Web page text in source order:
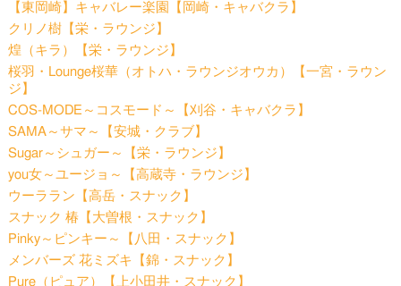
【東岡崎】キャバレー楽園【岡崎・キャバクラ】
クリノ樹【栄・ラウンジ】
煌（キラ）【栄・ラウンジ】
桜羽・Lounge桜華（オトハ・ラウンジオウカ）【一宮・ラウン
ジ】
COS-MODE～コスモード～【刈谷・キャバクラ】
SAMA～サマ～【安城・クラブ】
Sugar～シュガー～【栄・ラウンジ】
you女～ユージョ～【高蔵寺・ラウンジ】
ウーララン【高岳・スナック】
スナック 椿【大曽根・スナック】
Pinky～ピンキー～【八田・スナック】
メンバーズ 花ミズキ【錦・スナック】
Pure（ピュア）【上小田井・スナック】